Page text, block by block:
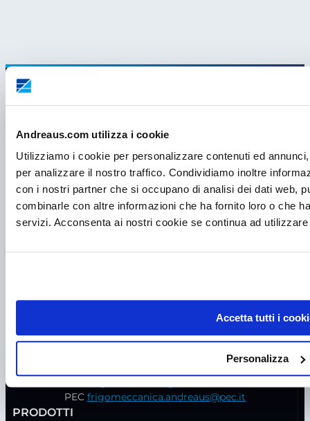
Andreaus.com utilizza i cookie
Utilizziamo i cookie per personalizzare contenuti ed
per analizzare il nostro traffico. Condividiamo inoltre
con i nostri partner che si occupano di analisi dei dati web,
combinarle con altre informazioni che ha fornito loro o che
servizi. Acconsenta ai nostri cookie se continua ad
Accetta tutti i
Personalizza
35020 – Ponte S. Nicolò (PD)
Tel.+39 049 685736
PEC frigomeccanica.andreaus@pec.it
PRODOTTI